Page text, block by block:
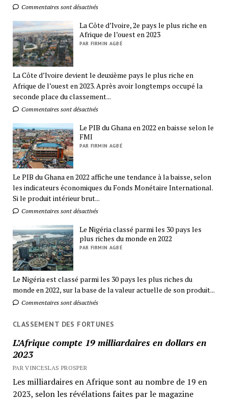
Commentaires sont désactivés
La Côte d’Ivoire, 2e pays le plus riche en
Afrique de l’ouest en 2023
PAR FIRMIN AGBÉ
La Côte d’Ivoire devient le deuxième pays le plus riche en
Afrique de l’ouest en 2023. Après avoir longtemps occupé la
seconde place du classement...
Commentaires sont désactivés
Le PIB du Ghana en 2022 en baisse selon le
FMI
PAR FIRMIN AGBÉ
Le PIB du Ghana en 2022 affiche une tendance à la baisse, selon
les indicateurs économiques du Fonds Monétaire International.
Si le produit intérieur brut...
Commentaires sont désactivés
Le Nigéria classé parmi les 30 pays les
plus riches du monde en 2022
PAR FIRMIN AGBÉ
Le Nigéria est classé parmi les 30 pays les plus riches du
monde en 2022, sur la base de la valeur actuelle de son produit...
Commentaires sont désactivés
CLASSEMENT DES FORTUNES
L’Afrique compte 19 milliardaires en dollars en
2023
PAR VINCESLAS PROSPER
Les milliardaires en Afrique sont au nombre de 19 en
2023, selon les révélations faites par le magazine